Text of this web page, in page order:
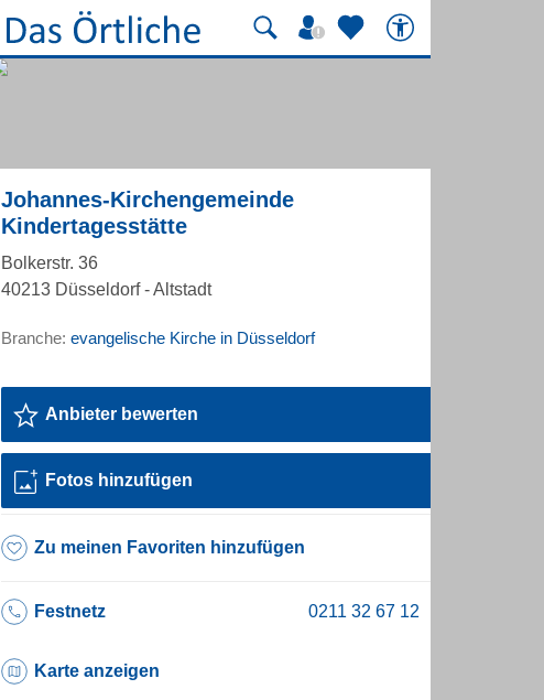
Johannes-Kirchengemeinde
Kindertagesstätte
Bolkerstr. 36
40213 Düsseldorf - Altstadt
Branche: evangelische Kirche in Düsseldorf
Anbieter bewerten
Fotos hinzufügen
Zu meinen Favoriten hinzufügen
Festnetz
Karte anzeigen